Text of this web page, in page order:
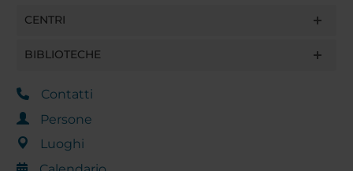
CENTRI
BIBLIOTECHE
Contatti
Persone
Luoghi